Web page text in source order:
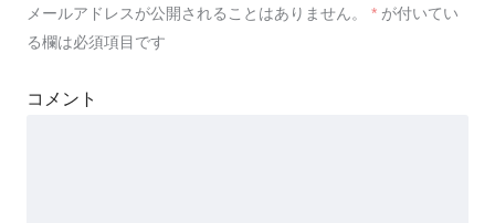
メールアドレスが公開されることはありません。 * が付いてい
る欄は必須項目です
コメント